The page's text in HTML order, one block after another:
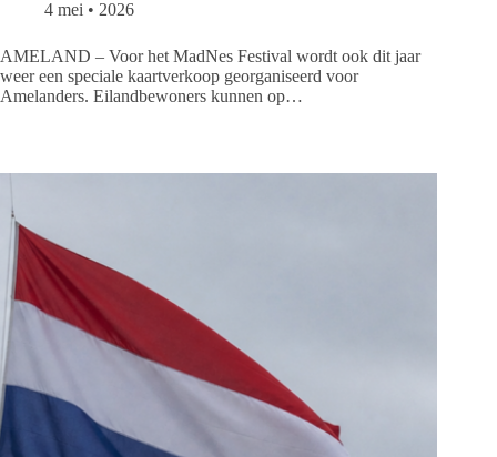
4 mei • 2026
AMELAND – Voor het MadNes Festival wordt ook dit jaar
weer een speciale kaartverkoop georganiseerd voor
Amelanders. Eilandbewoners kunnen op…